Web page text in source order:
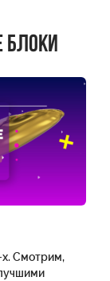
Смотрим,